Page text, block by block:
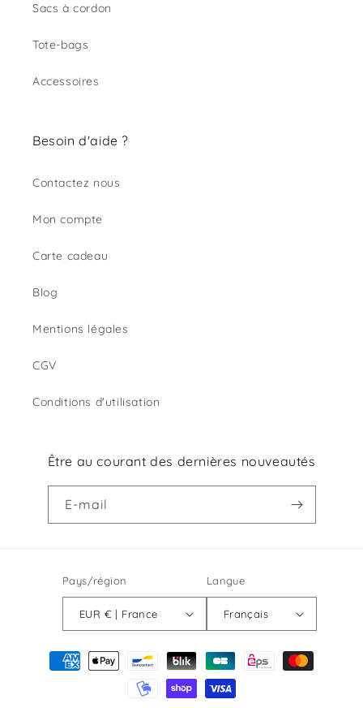
Sacs à cordon
Tote-bags
Accessoires
Besoin d'aide ?
Contactez nous
Mon compte
Carte cadeau
Blog
Mentions légales
CGV
Conditions d'utilisation
Être au courant des dernières nouveautés
E-mail
Pays/région
EUR € | France
Langue
Français
Moyens